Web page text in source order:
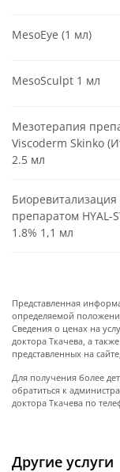
MesoEye (1 мл)
MesoSculpt 1 мл
Мезотерапия
Viscoderm Skinko
2.5 мл
Биоревитализация
препаратом HYAL-
1.8% 1,1 мл
Представленная
определяемой
Сведения о ценах на
доктора Ткачева, а
представленных на
Для получения более
обратиться к
доктора Ткачева по
Другие услуги